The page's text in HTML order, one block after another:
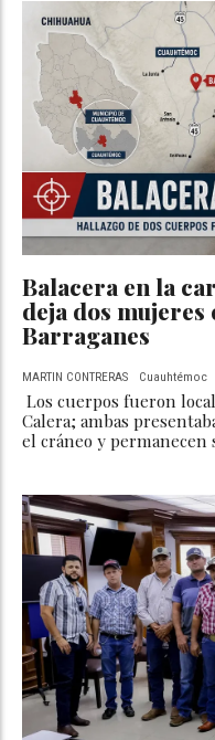
Balacera en la
deja dos mujeres
Barraganes
MARTIN CONTRERAS Cuauhtémoc
Los cuerpos fueron
Calera; ambas
el cráneo y